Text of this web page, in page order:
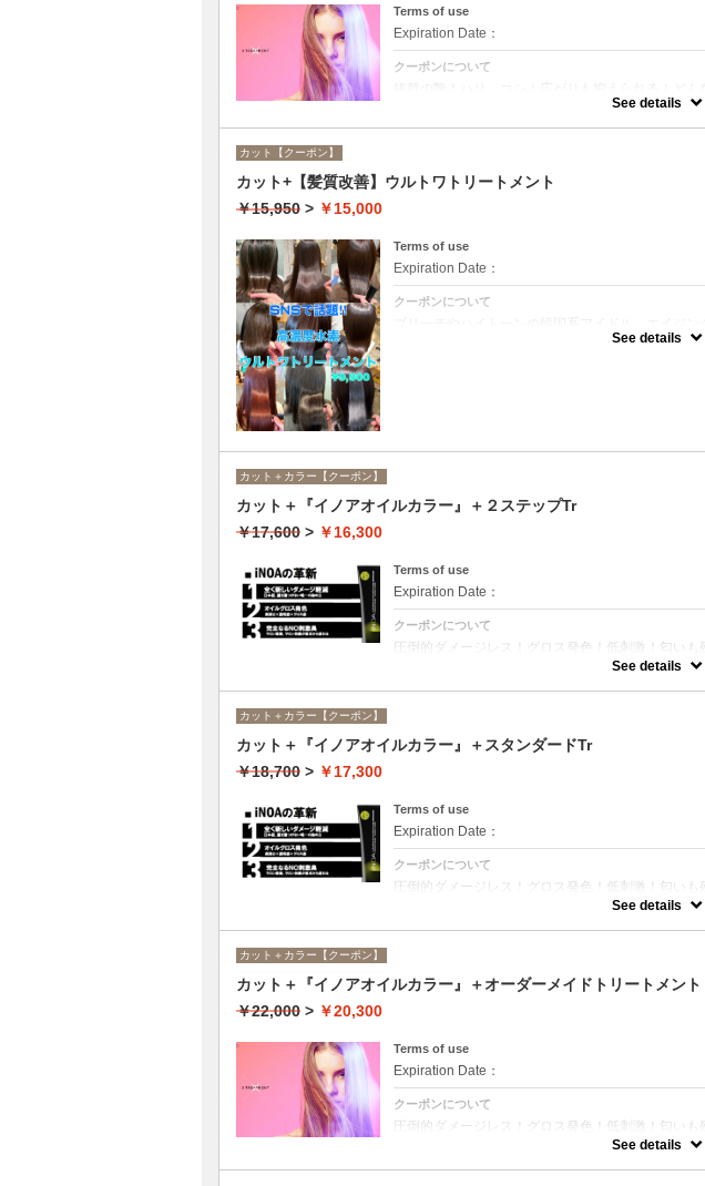
Terms of use
Expiration Date：
クーポンについて
See details
カット【クーポン】
カット+【髪質改善】ウルトワトリートメント
￥15,950 > ￥15,000
Terms of use
Expiration Date：
クーポンについて
ての世代、髪質、メニューに対応できる髪質改善ト
See details
カット＋カラー【クーポン】
カット＋『イノアオイルカラー』＋２ステップTr
￥17,600 > ￥16,300
Terms of use
Expiration Date：
クーポンについて
圧倒的ダメージレス！グロス発色！低刺激！匂い
アオイルカラーのセットメニュー☆シャンプー、
See details
カット＋カラー【クーポン】
カット＋『イノアオイルカラー』＋スタンダードTr
￥18,700 > ￥17,300
Terms of use
Expiration Date：
クーポンについて
圧倒的ダメージレス！グロス発色！低刺激！匂い
アオイルカラーのセットメニュー☆シャンプー、
See details
カット＋カラー【クーポン】
カット＋『イノアオイルカラー』＋オーダーメイドトリートメント
￥22,000 > ￥20,300
Terms of use
Expiration Date：
クーポンについて
圧倒的ダメージレス！グロス発色！低刺激！匂い
アオイルカラーのセットメニュー☆シャンプー、
See details